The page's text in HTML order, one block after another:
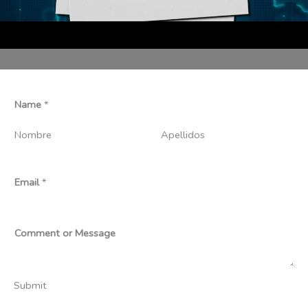
Name *
Nombre Apellidos
Email*
Comment or Message
Submit